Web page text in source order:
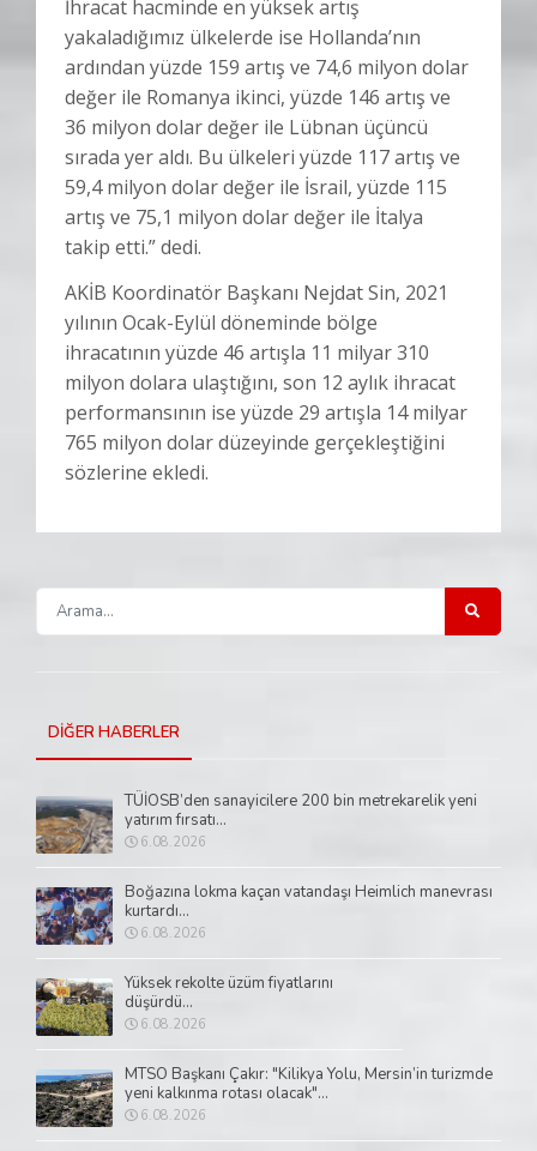
İhracat hacminde en yüksek artış
yakaladığımız ülkelerde ise Hollanda’nın
ardından yüzde 159 artış ve 74,6 milyon dolar
değer ile Romanya ikinci, yüzde 146 artış ve
36 milyon dolar değer ile Lübnan üçüncü
sırada yer aldı. Bu ülkeleri yüzde 117 artış ve
59,4 milyon dolar değer ile İsrail, yüzde 115
artış ve 75,1 milyon dolar değer ile İtalya
takip etti.” dedi.
AKİB Koordinatör Başkanı Nejdat Sin, 2021
yılının Ocak-Eylül döneminde bölge
ihracatının yüzde 46 artışla 11 milyar 310
milyon dolara ulaştığını, son 12 aylık ihracat
performansının ise yüzde 29 artışla 14 milyar
765 milyon dolar düzeyinde gerçekleştiğini
sözlerine ekledi.
DİĞER HABERLER
TÜİOSB’den sanayicilere 200 bin metrekarelik yeni
yatırım fırsatı...
6.08.2026
Boğazına lokma kaçan vatandaşı Heimlich manevrası
kurtardı...
6.08.2026
Yüksek rekolte üzüm fiyatlarını
düşürdü...
6.08.2026
MTSO Başkanı Çakır: "Kilikya Yolu, Mersin’in turizmde
yeni kalkınma rotası olacak"...
6.08.2026